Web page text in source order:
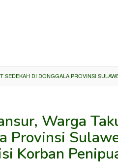
SEDEKAH DI DONGGALA PROVINSI
Warga
Provinsi
Korban